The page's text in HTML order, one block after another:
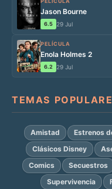
Jason Bourne
6.5 29 Jul
PELÍCULA
Enola Holmes 2
6.2 29 Jul
TEMAS
Amistad Estrenos
Clásicos Disney
Comics
Secuestros
Supervivencia